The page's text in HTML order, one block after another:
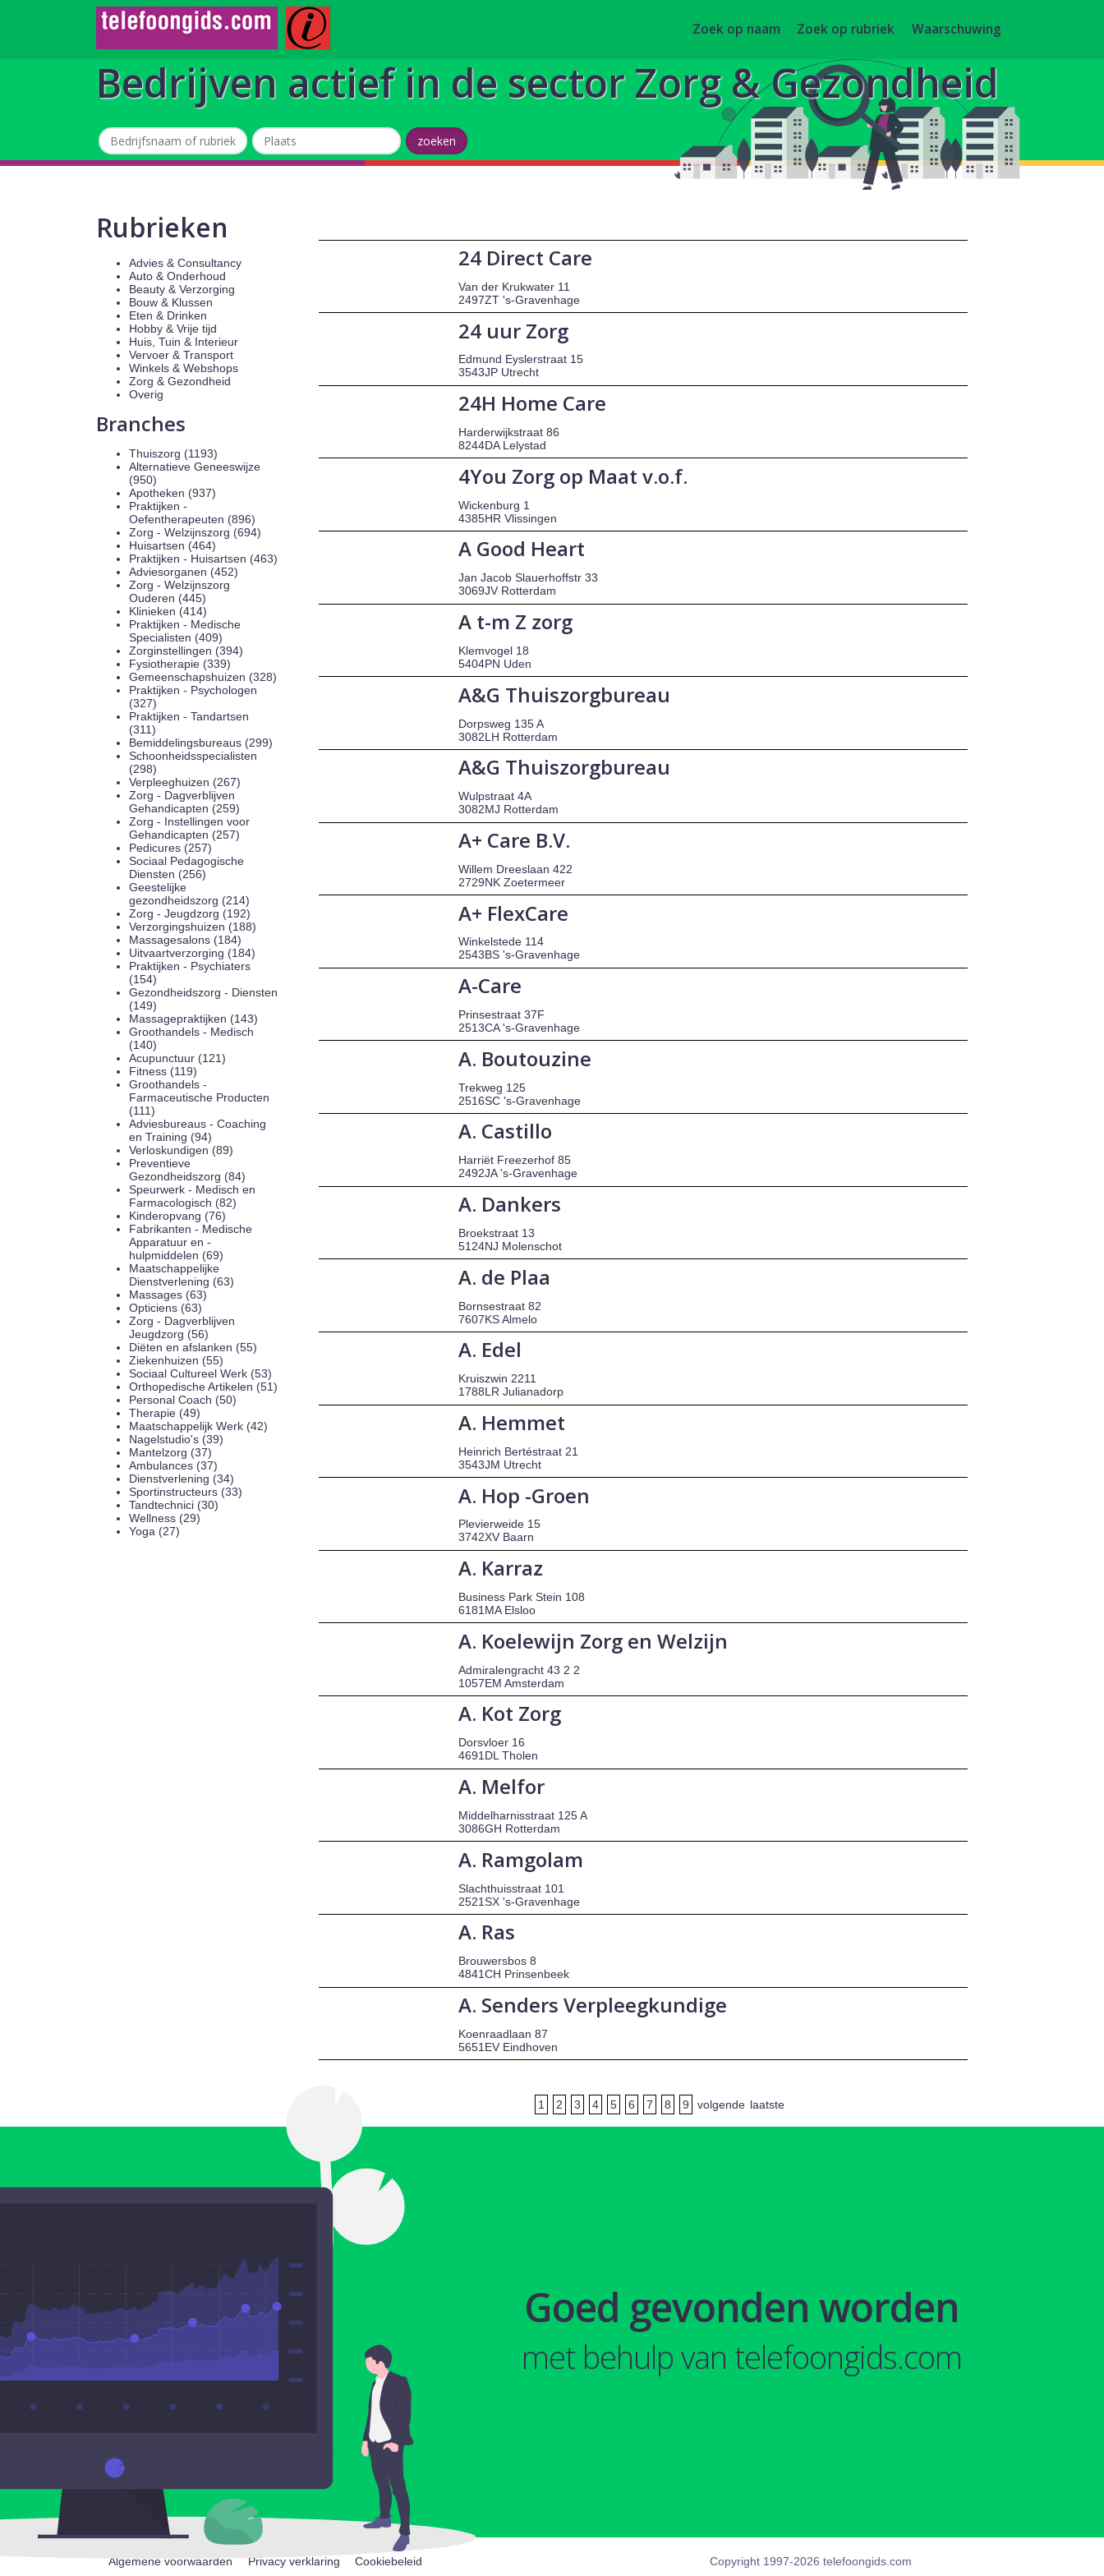
Zoek op naam Zoek op rubriek Waarschuwing
Bedrijven actief in de sector Zorg & Gezondheid
Rubrieken
Advies & Consultancy
Auto & Onderhoud
Beauty & Verzorging
Bouw & Klussen
Eten & Drinken
Hobby & Vrije tijd
Huis, Tuin & Interieur
Vervoer & Transport
Winkels & Webshops
Zorg & Gezondheid
Overig
Branches
Thuiszorg (1193)
Alternatieve Geneeswijze
(950)
Apotheken (937)
Praktijken -
Oefentherapeuten (896)
Zorg - Welzijnszorg (694)
Huisartsen (464)
Praktijken - Huisartsen (463)
Adviesorganen (452)
Zorg - Welzijnszorg
Ouderen (445)
Klinieken (414)
Praktijken - Medische
Specialisten (409)
Zorginstellingen (394)
Fysiotherapie (339)
Gemeenschapshuizen (328)
Praktijken - Psychologen
(327)
Praktijken - Tandartsen
(311)
Bemiddelingsbureaus (299)
Schoonheidsspecialisten
(298)
Verpleeghuizen (267)
Zorg - Dagverblijven
Gehandicapten (259)
Zorg - Instellingen voor
Gehandicapten (257)
Pedicures (257)
Sociaal Pedagogische
Diensten (256)
Geestelijke
gezondheidszorg (214)
Zorg - Jeugdzorg (192)
Verzorgingshuizen (188)
Massagesalons (184)
Uitvaartverzorging (184)
Praktijken - Psychiaters
(154)
Gezondheidszorg - Diensten
(149)
Massagepraktijken (143)
Groothandels - Medisch
(140)
Acupunctuur (121)
Fitness (119)
Groothandels -
Farmaceutische Producten
(111)
Adviesbureaus - Coaching
en Training (94)
Verloskundigen (89)
Preventieve
Gezondheidszorg (84)
Speurwerk - Medisch en
Farmacologisch (82)
Kinderopvang (76)
Fabrikanten - Medische
Apparatuur en -
hulpmiddelen (69)
Maatschappelijke
Dienstverlening (63)
Massages (63)
Opticiens (63)
Zorg - Dagverblijven
Jeugdzorg (56)
Diëten en afslanken (55)
Ziekenhuizen (55)
Sociaal Cultureel Werk (53)
Orthopedische Artikelen (51)
Personal Coach (50)
Therapie (49)
Maatschappelijk Werk (42)
Nagelstudio's (39)
Mantelzorg (37)
Ambulances (37)
Dienstverlening (34)
Sportinstructeurs (33)
Tandtechnici (30)
Wellness (29)
Yoga (27)
24 Direct Care
Van der Krukwater 11
2497ZT 's-Gravenhage
24 uur Zorg
Edmund Eyslerstraat 15
3543JP Utrecht
24H Home Care
Harderwijkstraat 86
8244DA Lelystad
4You Zorg op Maat v.o.f.
Wickenburg 1
4385HR Vlissingen
A Good Heart
Jan Jacob Slauerhoffstr 33
3069JV Rotterdam
A t-m Z zorg
Klemvogel 18
5404PN Uden
A&G Thuiszorgbureau
Dorpsweg 135 A
3082LH Rotterdam
A&G Thuiszorgbureau
Wulpstraat 4A
3082MJ Rotterdam
A+ Care B.V.
Willem Dreeslaan 422
2729NK Zoetermeer
A+ FlexCare
Winkelstede 114
2543BS 's-Gravenhage
A-Care
Prinsestraat 37F
2513CA 's-Gravenhage
A. Boutouzine
Trekweg 125
2516SC 's-Gravenhage
A. Castillo
Harriët Freezerhof 85
2492JA 's-Gravenhage
A. Dankers
Broekstraat 13
5124NJ Molenschot
A. de Plaa
Bornsestraat 82
7607KS Almelo
A. Edel
Kruiszwin 2211
1788LR Julianadorp
A. Hemmet
Heinrich Bertéstraat 21
3543JM Utrecht
A. Hop -Groen
Plevierweide 15
3742XV Baarn
A. Karraz
Business Park Stein 108
6181MA Elsloo
A. Koelewijn Zorg en Welzijn
Admiralengracht 43 2 2
1057EM Amsterdam
A. Kot Zorg
Dorsvloer 16
4691DL Tholen
A. Melfor
Middelharnisstraat 125 A
3086GH Rotterdam
A. Ramgolam
Slachthuisstraat 101
2521SX 's-Gravenhage
A. Ras
Brouwersbos 8
4841CH Prinsenbeek
A. Senders Verpleegkundige
Koenraadlaan 87
5651EV Eindhoven
1 2 3 4 5 6 7 8 9 volgende laatste
Goed gevonden worden
met behulp van telefoongids.com
Algemene voorwaarden Privacy verklaring Cookiebeleid Copyright 1997-2026 telefoongids.com